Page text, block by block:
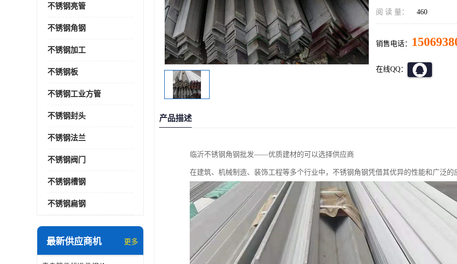
不锈钢亮管
不锈钢角钢
不锈钢加工
不锈钢板
不锈钢工业方管
不锈钢封头
不锈钢法兰
不锈钢阀门
不锈钢槽钢
不锈钢扁钢
最新供应商机 更多
阅 读 量： 460
销售电话：
在线QQ：
产品描述
临沂不锈钢角钢批发——优质建材的可以选择供应商
在建筑、机械制造、装饰工程等多个行业中，不锈钢角钢凭借其优异的性能和广泛